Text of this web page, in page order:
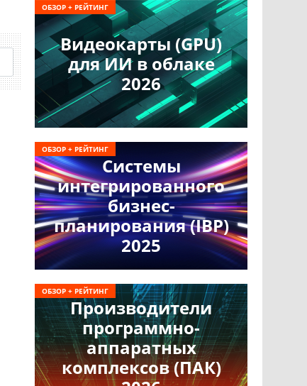
Видеокарты (GPU)
для ИИ в облаке
2026
ОБЗОР + РЕЙТИНГ
Системы
интегрированного
бизнес-
планирования (IBP)
2025
ОБЗОР + РЕЙТИНГ
Производители
программно-
аппаратных
комплексов (ПАК)
ОБЗОР + РЕЙТИНГ